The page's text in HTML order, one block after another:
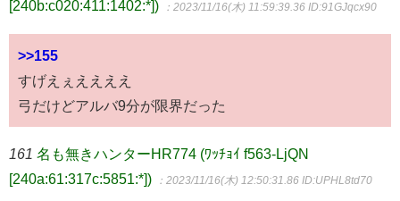
[240b:c020:411:1402:*])
：2023/11/16(木) 11:59:39.36 ID:91GJqcx90
>>155
すげえぇええええ
弓だけどアルバ9分が限界だった
161 名も無きハンターHR774 (ﾜｯﾁｮｲ f563-LjQN
[240a:61:317c:5851:*])
：2023/11/16(木) 12:50:31.86 ID:UPHL8td70